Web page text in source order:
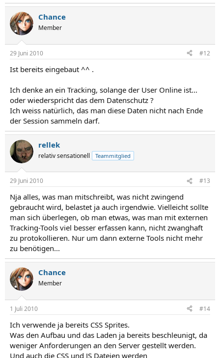
Chance
Member
29 Juni 2010 #12
Ist bereits eingebaut ^^ .
Ich denke an ein Tracking, solange der User Online ist...
oder wiederspricht das dem Datenschutz ?
Ich weiss natürlich, das man diese Daten nicht nach Ende
der Session sammeln darf.
rellek
relativ sensationell Teammitglied
29 Juni 2010 #13
Nja alles, was man mitschreibt, was nicht zwingend
gebraucht wird, belastet ja auch irgendwie. Vielleicht sollte
man sich überlegen, ob man etwas, was man mit externen
Tracking-Tools viel besser erfassen kann, nicht zwanghaft
zu protokollieren. Nur um dann externe Tools nicht mehr
zu benötigen...
Chance
Member
1 Juli 2010 #14
Ich verwende ja bereits CSS Sprites.
Was den Aufbau und das Laden ja bereits beschleunigt, da
weniger Anforderungen an den Server gestellt werden.
Und auch die CSS und JS Dateien werden